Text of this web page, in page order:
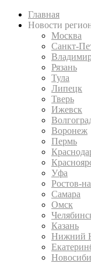
Главная
Новости
Москва
Санкт-
Рязань
Тула
Липецк
Тверь
Ижевск
Воронеж
Пермь
Уфа
Ростов-
Самара
Омск
Казань
Нижний